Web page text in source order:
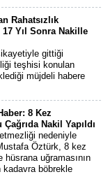
Rahatsızlık
17 Yıl Sonra Nakille
gittiği
teşhisi konulan
müjdeli habere
8 Kez
Nakil Yapıldı
nedeniyle
Öztürk, 8 kez
uğramasının
kadavra böbrekle